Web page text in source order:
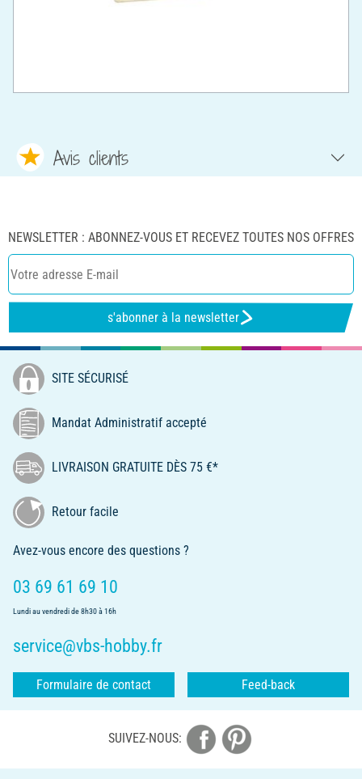
Avis clients
NEWSLETTER : ABONNEZ-VOUS ET RECEVEZ TOUTES NOS OFFRES
s'abonner à la newsletter
SITE SÉCURISÉ
Mandat Administratif accepté
LIVRAISON GRATUITE DÈS 75 €*
Retour facile
Avez-vous encore des questions ?
03 69 61 69 10
Lundi au vendredi de 8h30 à 16h
service@vbs-hobby.fr
Formulaire de contact Feed-back
SUIVEZ-NOUS: